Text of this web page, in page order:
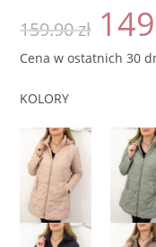
159.90zł
Pierwotna
cena
wynosiła:
159.90 zł.
Cena w ostatnich 30
KOLORY